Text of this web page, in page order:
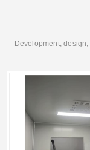
Development,